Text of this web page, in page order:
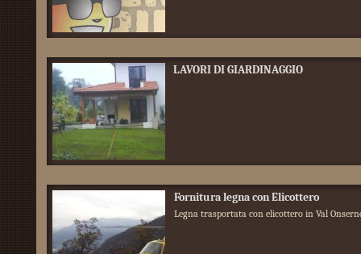
LAVORI DI GIARDINAGGIO
Fornitura legna con Elicottero
Legna trasportata con elicottero in Val